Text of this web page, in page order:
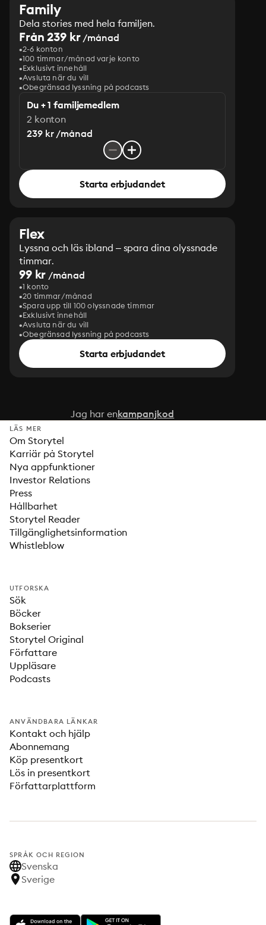
Family
Dela stories med hela familjen.
Från 239 kr/månad
2-6 konton
100 timmar/månad varje konto
Exklusivt innehåll
Avsluta när du vill
Obegränsad lyssning på podcasts
Du + 1 familjemedlem
2 konton
239 kr /månad
Starta erbjudandet
Flex
Lyssna och läs ibland – spara dina olyssnade
timmar.
99 kr /månad
1 konto
20 timmar/månad
Spara upp till 100 olyssnade timmar
Exklusivt innehåll
Avsluta när du vill
Obegränsad lyssning på podcasts
Starta erbjudandet
Jag har enkampanjkod
LÄS MER
Om Storytel
Karriär på Storytel
Nya appfunktioner
Investor Relations
Press
Hållbarhet
Storytel Reader
Tillgänglighetsinformation
Whistleblow
UTFORSKA
Sök
Böcker
Bokserier
Storytel Original
Författare
Uppläsare
Podcasts
ANVÄNDBARA LÄNKAR
Kontakt och hjälp
Abonnemang
Köp presentkort
Lös in presentkort
Författarplattform
SPRÅK OCH REGION
Svenska
Sverige